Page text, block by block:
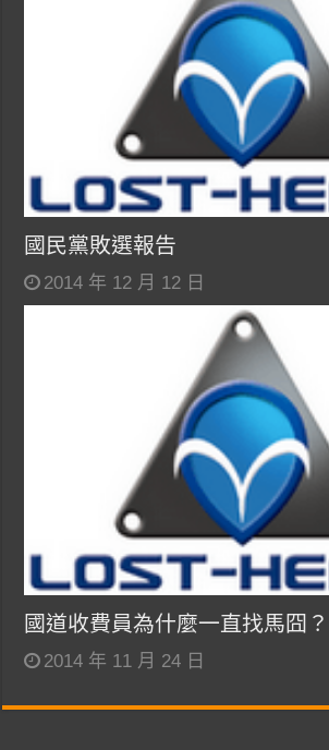
國民黨敗選報告
2014 年 12 月 12 日
國道收費員為什麼一直找馬囧？
2014 年 11 月 24 日